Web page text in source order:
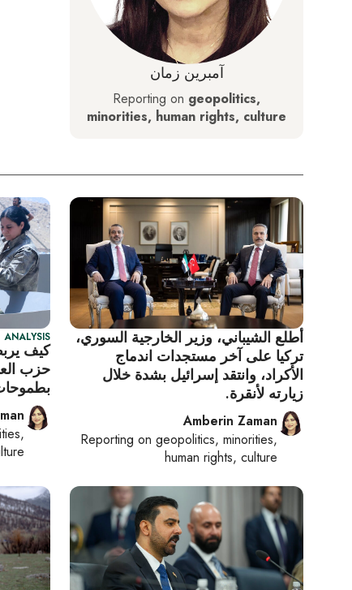
آمبرین زمان
Reporting on geopolitics,
minorities, human rights, culture
أطلع الشيباني، وزير الخارجية السوري،
تركيا على آخر مستجدات اندماج
الأكراد، وانتقد إسرائيل بشدة خلال
زيارته لأنقرة.
Amberin Zaman
Reporting on geopolitics, minorities,
human rights, culture
ANALYSIS
كيف
حزب